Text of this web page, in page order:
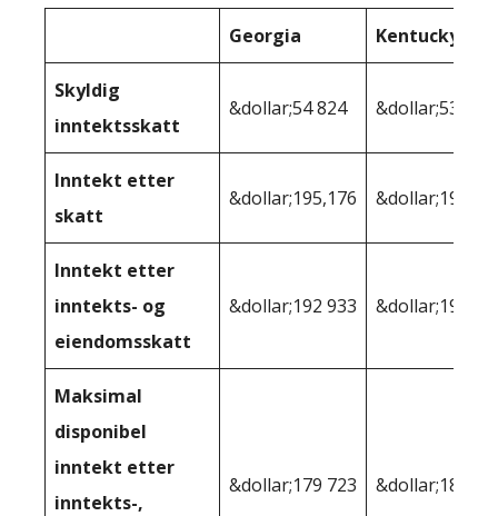
Georgia Kentucky
Skyldig
inntektsskatt
&dollar;54 824 &dollar;53 555
Inntekt etter
skatt
&dollar;195,176 &dollar;196
Inntekt etter
inntekts- og
eiendomsskatt
&dollar;192 933
Maksimal
disponibel
inntekt etter
inntekts-,
&dollar;179 723